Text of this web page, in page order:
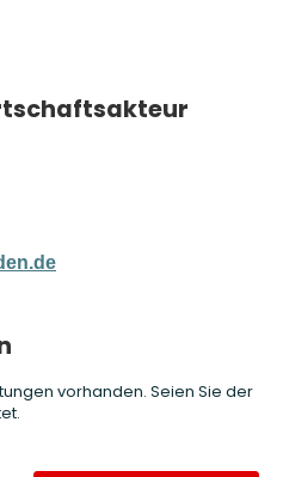
vorhanden. Seien Sie der